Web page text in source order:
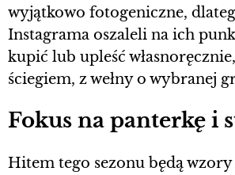
wyjątkowo fotogeniczne,
Instagrama oszaleli na ich
kupić lub upleść
ściegiem, z wełny o wybranej
Fokus na panterkę i
Hitem tego sezonu będą wzory